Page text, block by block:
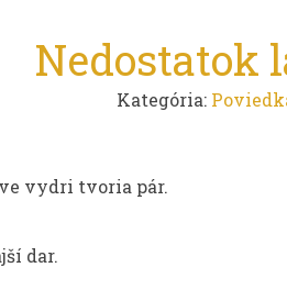
Nedostatok
Kategória:
vydri tvoria pár.
dar.